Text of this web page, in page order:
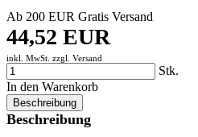
Ab 200 EUR Gratis Versand
44,52 EUR
inkl. MwSt. zzgl. Versand
Stk.
In den Warenkorb
Beschreibung
Beschreibung